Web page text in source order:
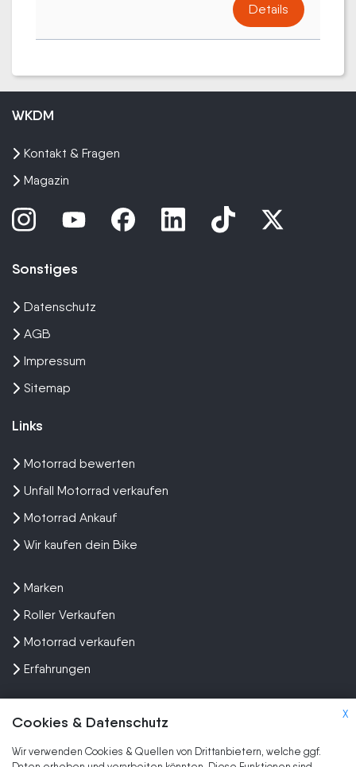
Details
X
Cookies & Datenschutz
Wir verwenden Cookies & Quellen von Drittanbietern, welche ggf.
WKDM
Kontakt & Fragen
Magazin
Sonstiges
Datenschutz
AGB
Impressum
Sitemap
Links
Motorrad bewerten
Unfall Motorrad verkaufen
Motorrad Ankauf
Wir kaufen dein Bike
Marken
Roller Verkaufen
Motorrad verkaufen
Erfahrungen
Kundenbewertungen und Erfahrungen zu